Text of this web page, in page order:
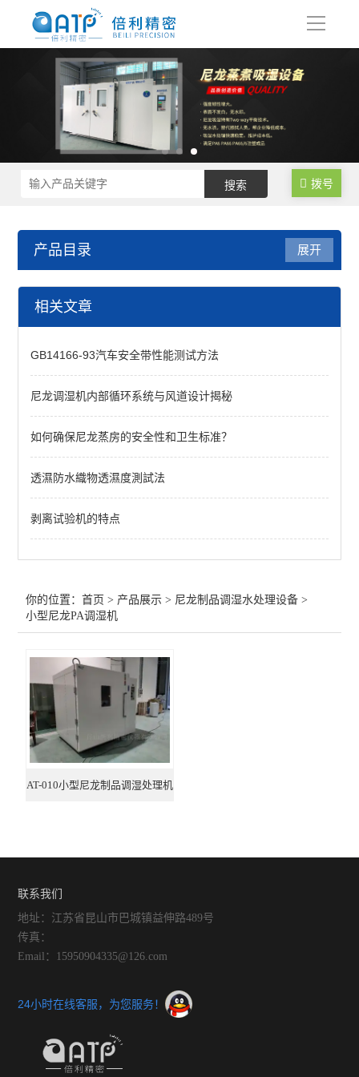
导
拨号
产品目录
尼龙制品调湿水处理设备
尼龙制品调湿机
PA改性软化处理法
PA6/66蒸煮增湿设备
展开
相关文章
GB14166-93汽车安全带性能测试方法
尼龙调湿机内部循环系统与风道设计揭秘
如何确保尼龙蒸房的安全性和卫生标准？
透濕防水織物透濕度測試法
剥离试验机的特点
你的位置：首页 > 产品展示 > 尼龙制品调湿水处理设备 >
小型尼龙PA调湿机
AT-010小型尼龙制品调湿处理机
联系我们
地址：江苏省昆山市巴城镇益伸路489号
传真：
Email：15950904335@126.com
24小时在线客服，为您服务！